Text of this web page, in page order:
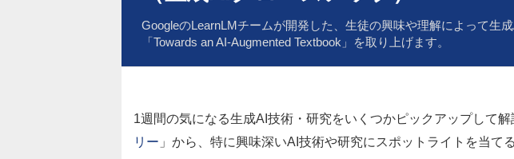
GoogleのLearnLMチームが開発した、生徒の興味や理解によって生
「Towards an AI-Augmented Textbook」を取り上げます。
1週間の気になる生成AI技術・研究をいくつかピックアップして
リー 」から、特に興味深いAI技術や研究にスポットライトを当て